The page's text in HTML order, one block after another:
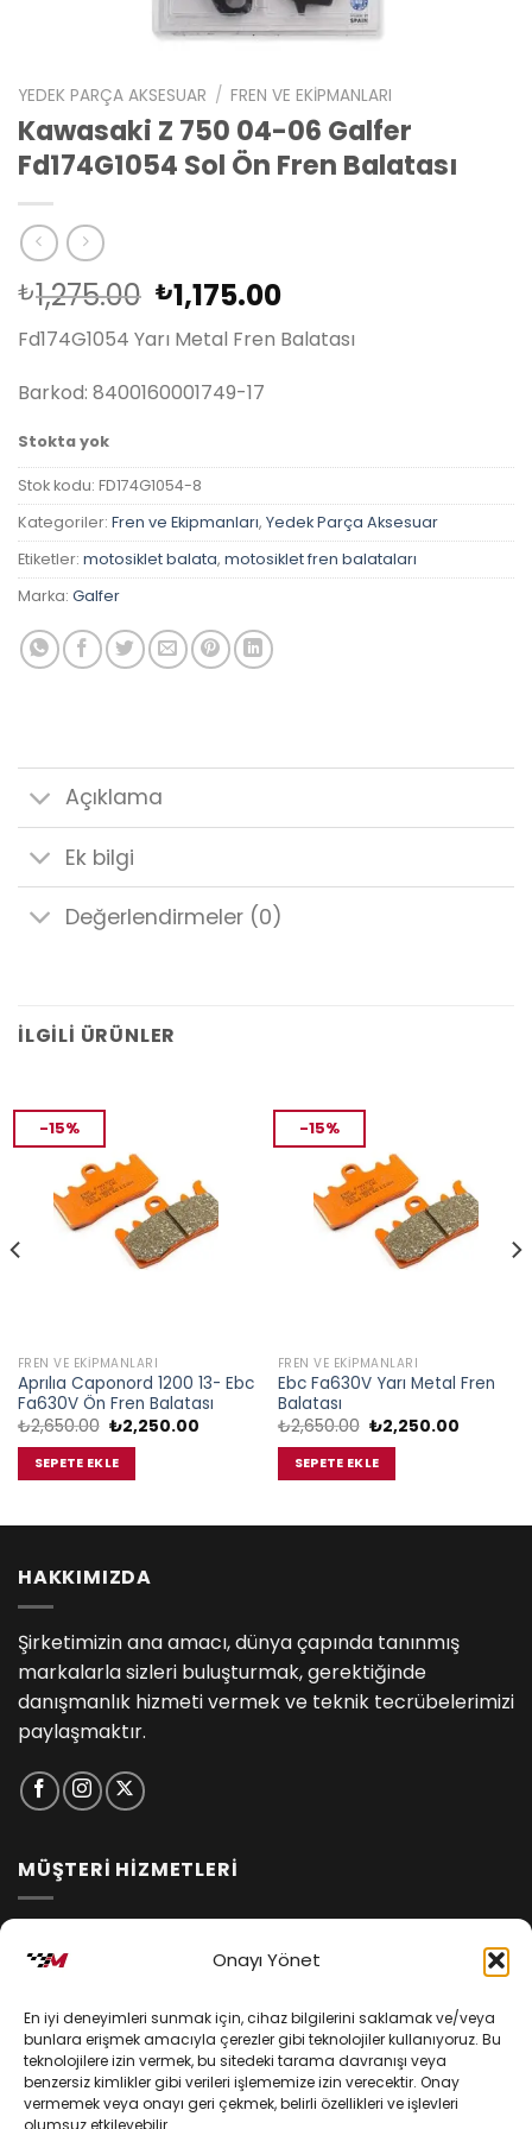
Onayı Yönet
En iyi deneyimleri sunmak için, cihaz bilgilerini saklamak ve/veya
bunlara erişmek amacıyla çerezler gibi teknolojiler kullanıyoruz. Bu
teknolojilere izin vermek, bu sitedeki tarama davranışı veya
benzersiz kimlikler gibi verileri işlememize izin verecektir. Onay
vermemek veya onayı geri çekmek, belirli özellikleri ve işlevleri
olumsuz etkileyebilir.
YEDEK PARÇA AKSESUAR / FREN VE EKIPMANLARI
Kawasaki Z 750 04-06 Galfer
Fd174G1054 Sol Ön Fren Balatası
₺1,275.00 Orijinal
fiyat:
₺1,275.00.
₺1,175.00Şu
andaki
fiyat:
Fd174G1054 Yarı Metal Fren Balatası
Barkod: 8400160001749-17
Stokta yok
Stok kodu: FD174G1054-8
Kategoriler: Fren ve Ekipmanları, Yedek Parça Aksesuar
Etiketler: motosiklet balata, motosiklet fren balataları
Marka: Galfer
Açıklama
Ek bilgi
Değerlendirmeler (0)
İLGILI ÜRÜNLER
-15%
FREN VE EKIPMANLARI
Aprılıa Caponord 1200 13- Ebc
Fa630V Ön Fren Balatası
₺2,650.00 Orijinal
fiyat:
₺2,650.00.
₺2,250.00Şu
SEPETE EKLE
-15%
FREN VE EKIPMANLARI
Ebc Fa630V Yarı Metal Fren
Balatası
₺2,650.00 Orijinal
fiyat:
₺2,650.00.
₺2,250.00Şu
SEPETE EKLE
HAKKIMIZDA
Şirketimizin ana amacı, dünya çapında tanınmış
markalarla sizleri buluşturmak, gerektiğinde
danışmanlık hizmeti vermek ve teknik tecrübelerimizi
paylaşmaktır.
MÜŞTERİ HİZMETLERİ
Kişisel Verilerin Korunması
Mesafeli Satış Sözleşmesi